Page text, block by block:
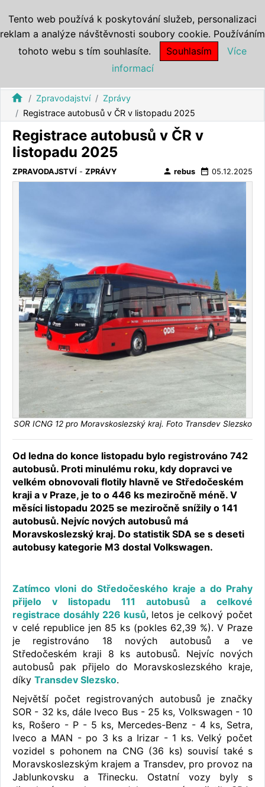
home Zpravodajství
Zprávy
Registrace autobusů v ČR v listopadu 2025
Registrace autobusů v ČR v
listopadu 2025
ZPRAVODAJSTVÍ - ZPRÁVY person rebus date_range 05.12.2025
SOR ICNG 12 pro Moravskoslezský kraj. Foto Transdev Slezsko
Od ledna do konce listopadu bylo registrováno 742
autobusů. Proti minulému roku, kdy dopravci ve
velkém obnovovali flotily hlavně ve Středočeském
kraji a v Praze, je to o 446 ks meziročně méně. V
měsíci listopadu 2025 se meziročně snížily o 141
autobusů. Nejvíc nových autobusů má
Moravskoslezský kraj. Do statistik SDA se s deseti
autobusy kategorie M3 dostal Volkswagen.
Zatímco vloni do Středočeského kraje a do Prahy
přijelo v listopadu 111 autobusů a celkové
registrace dosáhly 226 kusů, letos je celkový počet
v celé republice jen 85 ks (pokles 62,39 %). V Praze
je registrováno 18 nových autobusů a ve
Středočeském kraji 8 ks autobusů. Nejvíc nových
autobusů pak přijelo do Moravskoslezského kraje,
díky Transdev Slezsko.
Největší počet registrovaných autobusů je značky
SOR - 32 ks, dále Iveco Bus - 25 ks, Volkswagen - 10
ks, Rošero - P - 5 ks, Mercedes-Benz - 4 ks, Setra,
Iveco a MAN - po 3 ks a Irizar - 1 ks. Velký počet
vozidel s pohonem na CNG (36 ks) souvisí také s
Moravskoslezským krajem a Transdev, pro provoz na
Jablunkovsku a Třinecku. Ostatní vozy byly s
Tento web používá k poskytování služeb, personalizaci
reklam a analýze návštěvnosti soubory cookie. Používáním
tohoto webu s tím souhlasíte.
Souhlasím
Více
informací